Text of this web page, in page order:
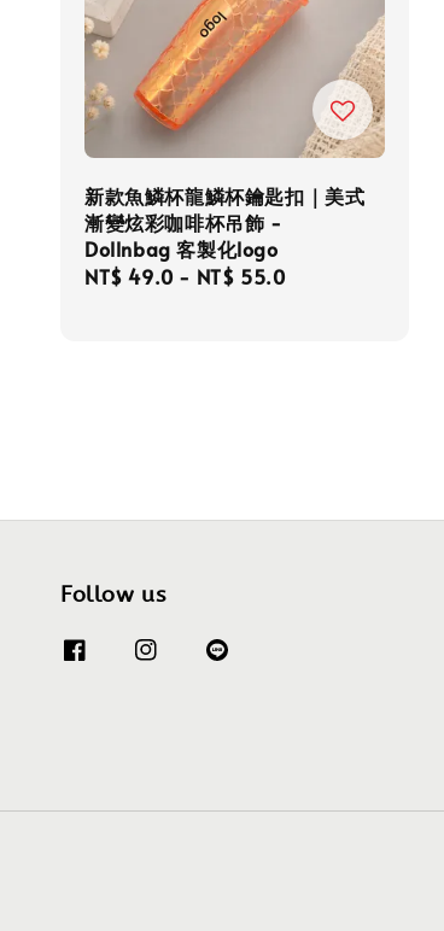
新款魚鱗杯龍鱗杯鑰匙扣｜美式
漸變炫彩咖啡杯吊飾 -
Dollnbag 客製化logo
Regular
NT$ 49.0 - NT$ 55.0
Follow us